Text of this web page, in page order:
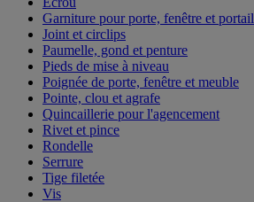
Garniture pour porte, fenêtre et portail
Joint et circlips
Paumelle, gond et penture
Pieds de mise à niveau
Poignée de porte, fenêtre et meuble
Pointe, clou et agrafe
Quincaillerie pour l'agencement
Rivet et pince
Rondelle
Serrure
Tige filetée
Vis